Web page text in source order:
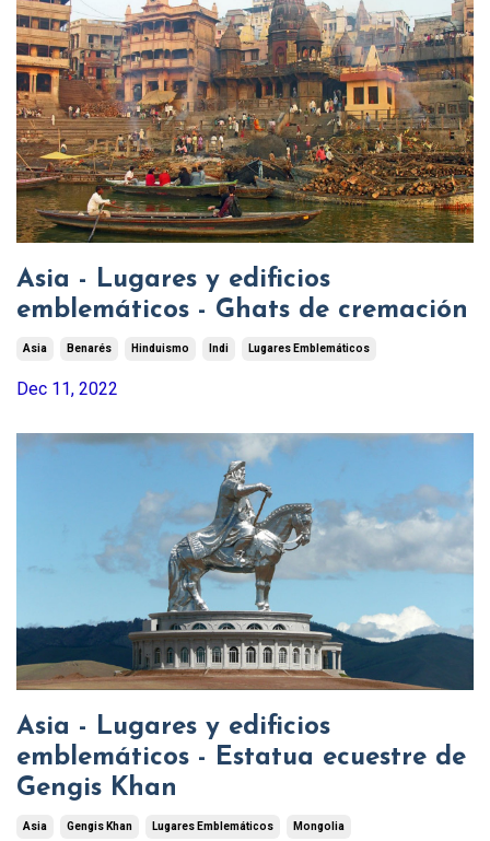
Asia - Lugares y edificios
emblemáticos - Ghats de cremación
Asia Benarés Hinduismo Indi Lugares Emblemáticos
Dec 11, 2022
Asia - Lugares y edificios
emblemáticos - Estatua ecuestre de
Gengis Khan
Asia Gengis Khan Lugares Emblemáticos Mongolia